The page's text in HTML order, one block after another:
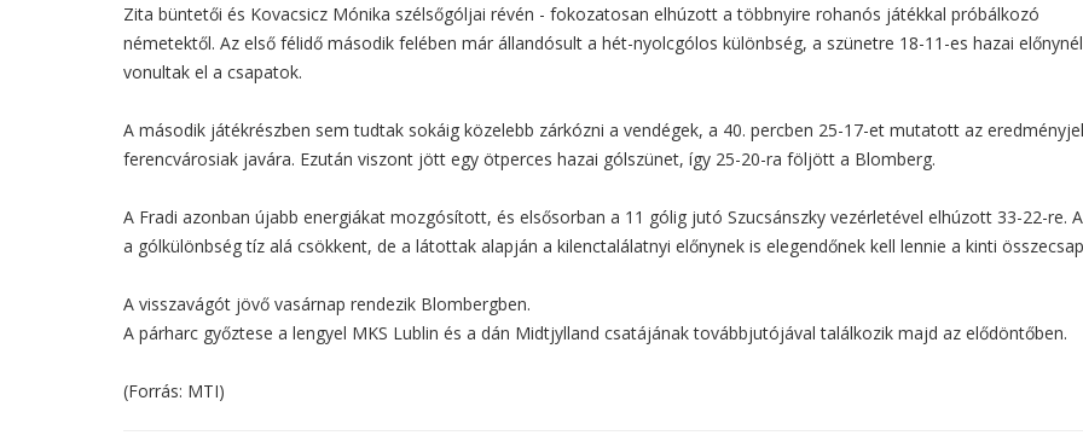
Zita büntetői és Kovacsicz Mónika szélsőgóljai révén - fokozatosan elhúzott a többnyire rohanós játékkal próbálkozó
németektől. Az első félidő második felében már állandósult a hét-nyolcgólos különbség, a szünetre 18-11-es hazai előnynél
vonultak el a csapatok.
A második játékrészben sem tudtak sokáig közelebb zárkózni a vendégek, a 40. percben 25-17-et mutatott az
ferencvárosiak javára. Ezután viszont jött egy ötperces hazai gólszünet, így 25-20-ra följött a Blomberg.
A Fradi azonban újabb energiákat mozgósított, és elsősorban a 11 gólig jutó Szucsánszky vezérletével elhúzott 33-22-re.
a gólkülönbség tíz alá csökkent, de a látottak alapján a kilenctalálatnyi előnynek is elegendőnek kell lennie a kinti
A visszavágót jövő vasárnap rendezik Blombergben.
A párharc győztese a lengyel MKS Lublin és a dán Midtjylland csatájának továbbjutójával találkozik majd az elődöntőben.
(Forrás: MTI)